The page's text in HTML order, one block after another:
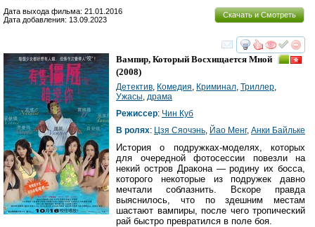
Скачать и Смотреть
Дата выхода фильма: 21.01.2016
Дата добавления: 13.09.2023
смотреть
Вампир, Который Восхищается Мной
(2008)
Детектив, Комедия, Криминал, Триллер,
Ужасы, драма
Режиссер: Чин Куб
В ролях: Цзя Сяочэнь, Йао Менг, Анки Байльке
История о подружках-моделях, которых
для очередной фотосессии повезли на
некий остров Дракона — родину их босса,
которого некоторые из подружек давно
мечтали соблазнить. Вскоре правда
выяснилось, что по здешним местам
шастают вампиры, после чего тропический
рай быстро превратился в поле боя.